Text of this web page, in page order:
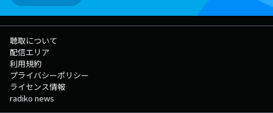
聴取について
配信エリア
利用規約
プライバシーポリシー
ライセンス情報
radiko news